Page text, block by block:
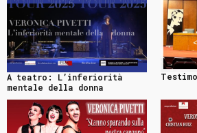
A teatro: L’inferiorità
mentale della donna